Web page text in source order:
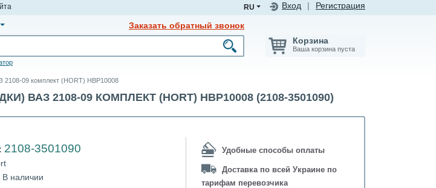
Вход Регистрация
RU
Заказать обратный звонок
Корзина
Ваша корзина пуста
2108-09 комплект (HORT) HBP10008
2108-09 КОМПЛЕКТ (HORT) HBP10008 (2108-3501090)
2108-3501090
В наличии
Удобные способы оплаты
Доставка по всей Украине по
тарифам перевозчика